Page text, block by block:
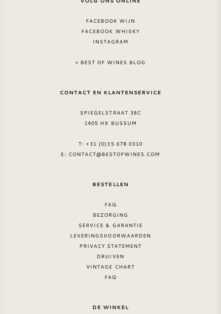
FACEBOOK WIJN
FACEBOOK WHISKY
INSTAGRAM
> BEST OF WINES BLOG
CONTACT EN KLANTENSERVICE
SPIEGELSTRAAT 38C
1405 HX BUSSUM
T: +31 (0)35 678 0310
E: CONTACT@BESTOFWINES.COM
BESTELLEN
FAQ
BEZORGING
SERVICE & GARANTIE
LEVERINGSVOORWAARDEN
PRIVACY STATEMENT
DRUIVEN
VINTAGE CHART
FAQ
DE WINKEL